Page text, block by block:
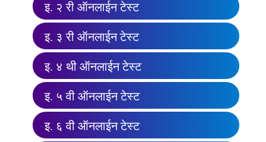
इ. २ री ऑनलाईन टेस्ट
इ. ३ री ऑनलाईन टेस्ट
इ. ४ थी ऑनलाईन टेस्ट
इ. ५ वी ऑनलाईन टेस्ट
इ. ६ वी ऑनलाईन टेस्ट